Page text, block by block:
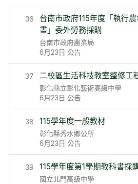
36
台南市政府115年度「執行
畫」委外勞務採購
台南市政府農業局
6月23日 公告
37 二校區生活科技教室整修工
彰化縣立彰化藝術高級中學
6月23日 公告
38 115學年度一般教材
彰化縣秀水鄉公所
6月23日 公告
39 115學年度第1學期教科書採
國立北門高級中學